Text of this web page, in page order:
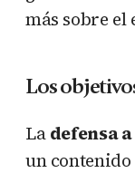
más sobre el
Los
Ladefensa
un